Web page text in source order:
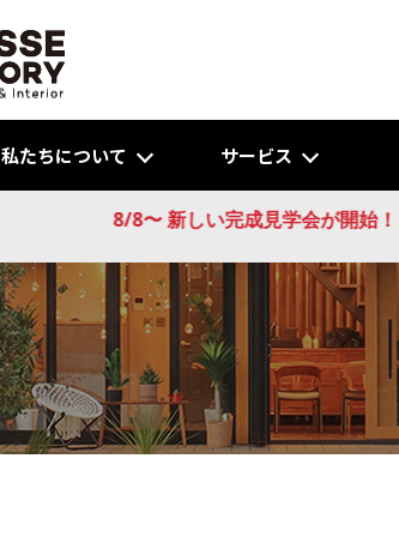
私たちについて サービス